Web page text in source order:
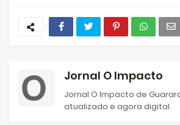
Jornal O Impacto
Jornal O Impacto de
atualizado e agora digital.